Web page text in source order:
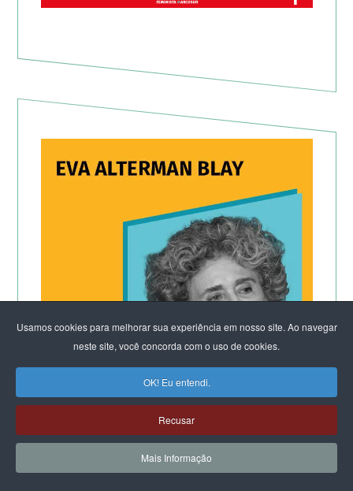
Usamos cookies para melhorar sua experiência em nosso site. Ao navegar
neste site, você concorda com o uso de cookies.
OK! Eu entendi.
Recusar
Mais Informação
CLIQUE E LEIA:
Por que os homens continuam a